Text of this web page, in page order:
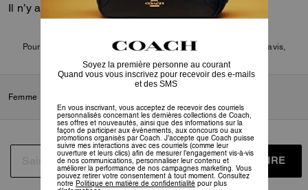
Il n’y a pas encore d’avis.
Pour plus d’informations sur la manière dont nous vérifions nos avis,
Femme
S’INSCRIRE